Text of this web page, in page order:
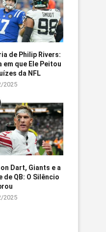
de Philip Rivers:
em que Ele Peitou
da NFL
2025
Dart, Giants e a
de QB: O Silêncio
2025